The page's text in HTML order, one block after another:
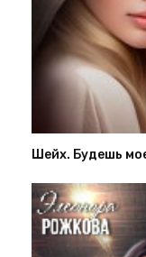
Шейх. Будешь